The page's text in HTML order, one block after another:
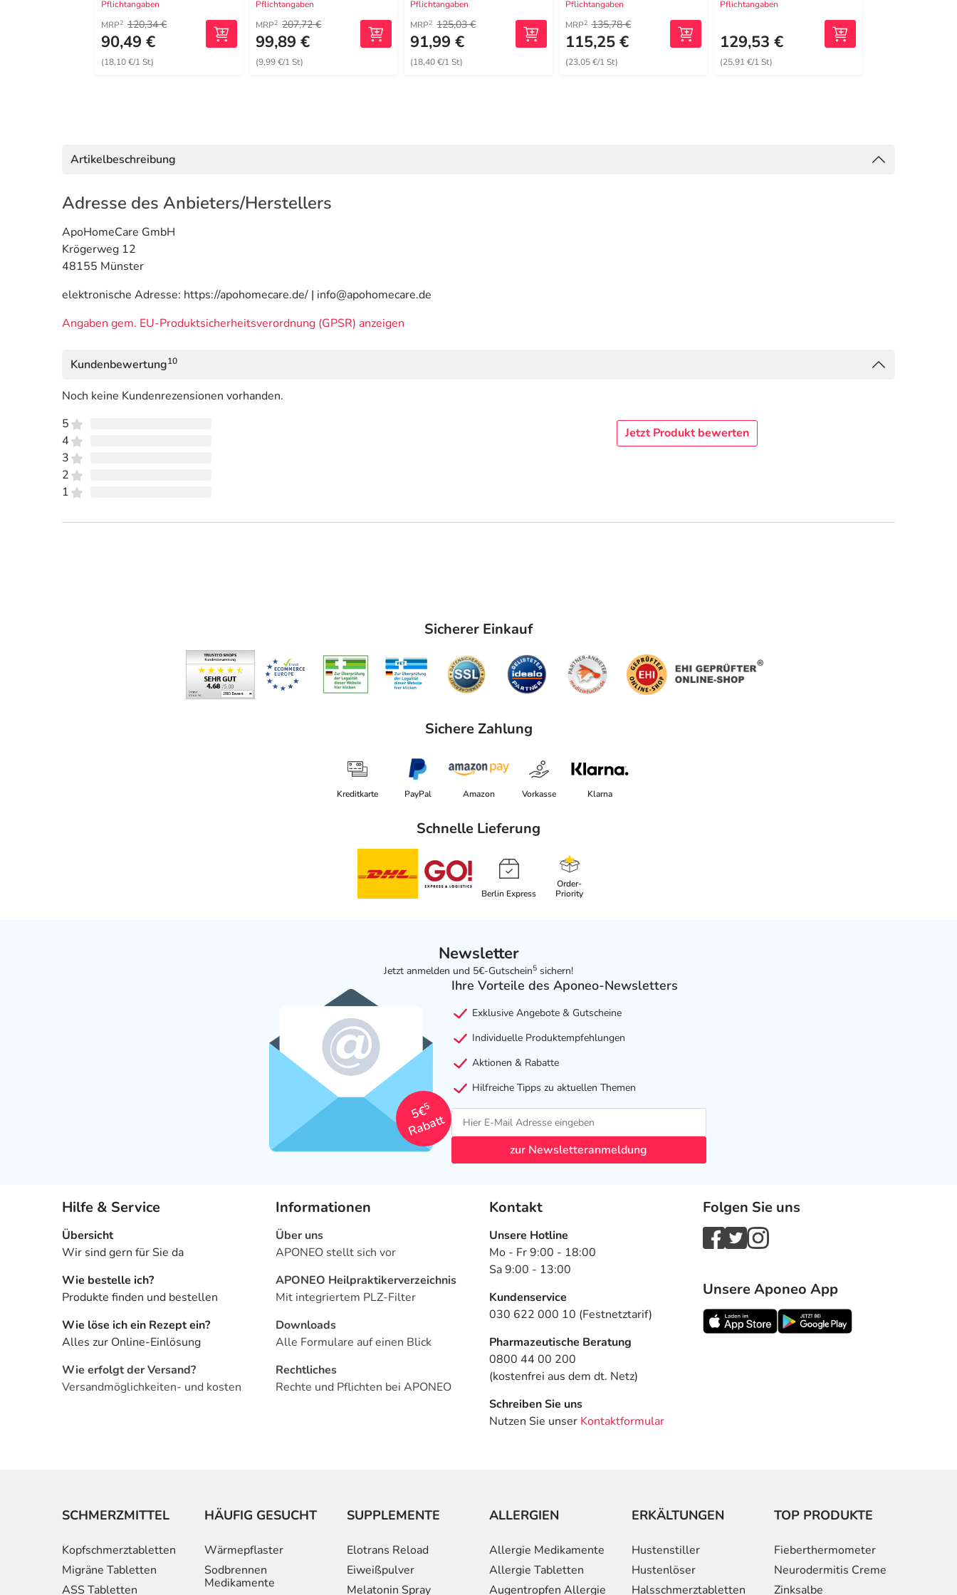
Pflichtangaben
MRP2 120,34 €
90,49 €
(18,10 €/1 St)
Pflichtangaben
MRP2 207,72 €
99,89 €
(9,99 €/1 St)
Pflichtangaben
MRP2 125,03 €
91,99 €
(18,40 €/1 St)
Pflichtangaben
MRP2 135,78 €
115,25 €
(23,05 €/1 St)
Pflichtangaben
129,53 €
(25,91 €/1 St)
Artikelbeschreibung
Adresse des Anbieters/Herstellers
ApoHomeCare GmbH
Krögerweg 12
48155 Münster
elektronische Adresse: https://apohomecare.de/ | info@apohomecare.de
Angaben gem. EU-Produktsicherheitsverordnung (GPSR) anzeigen
Kundenbewertung10
Noch keine Kundenrezensionen vorhanden.
5
4
3
2
1
Jetzt Produkt bewerten
Sicherer Einkauf
Sichere Zahlung
Kreditkarte PayPal Amazon Vorkasse Klarna
Schnelle Lieferung
Berlin Express
Order-
Priority
Newsletter
Jetzt anmelden und 5€-Gutschein5 sichern!
5€
5
Rabatt
Ihre Vorteile des Aponeo-Newsletters
Exklusive Angebote & Gutscheine
Individuelle Produktempfehlungen
Aktionen & Rabatte
Hilfreiche Tipps zu aktuellen Themen
zur Newsletteranmeldung
Hilfe & Service
Übersicht
Wir sind gern für Sie da
Wie bestelle ich?
Produkte finden und bestellen
Wie löse ich ein Rezept ein?
Alles zur Online-Einlösung
Wie erfolgt der Versand?
Versandmöglichkeiten- und kosten
Informationen
Über uns
APONEO stellt sich vor
APONEO Heilpraktikerverzeichnis
Mit integriertem PLZ-Filter
Downloads
Alle Formulare auf einen Blick
Rechtliches
Rechte und Pflichten bei APONEO
Kontakt
Unsere Hotline
Mo - Fr 9:00 - 18:00
Sa 9:00 - 13:00
Kundenservice
030 622 000 10 (Festnetztarif)
Pharmazeutische Beratung
0800 44 00 200
(kostenfrei aus dem dt. Netz)
Schreiben Sie uns
Nutzen Sie unser Kontaktformular
Folgen Sie uns
Unsere Aponeo App
SCHMERZMITTEL
Kopfschmerztabletten
Migräne Tabletten
ASS Tabletten
HÄUFIG GESUCHT
Wärmepflaster
Sodbrennen
Medikamente
SUPPLEMENTE
Elotrans Reload
Eiweißpulver
Melatonin Spray
ALLERGIEN
Allergie Medikamente
Allergie Tabletten
Augentropfen Allergie
ERKÄLTUNGEN
Hustenstiller
Hustenlöser
Halsschmerztabletten
TOP PRODUKTE
Fieberthermometer
Neurodermitis Creme
Zinksalbe